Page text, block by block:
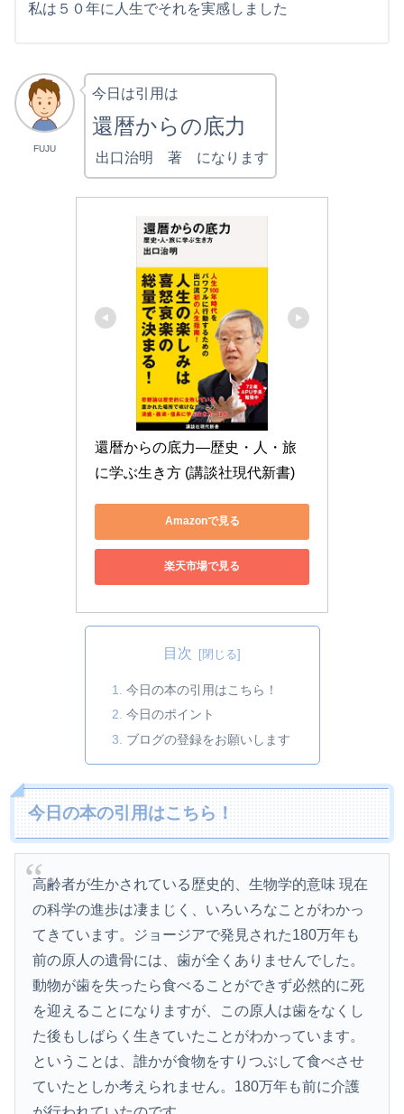
私は５０年に人生でそれを実感しました
FUJU
今日は引用は
還暦からの底力
出口治明 著 になります
還暦からの底力―歴史・人・旅
に学ぶ生き方 (講談社現代新書)
Amazonで見る
楽天市場で見る
目次
今日の本の引用はこちら！
今日のポイント
ブログの登録をお願いします
今日の本の引用はこちら！
高齢者が生かされている歴史的、生物学的意味 現在
の科学の進歩は凄まじく、いろいろなことがわかっ
てきています。ジョージアで発見された180万年も
前の原人の遺骨には、歯が全くありませんでした。
動物が歯を失ったら食べることができず必然的に死
を迎えることになりますが、この原人は歯をなくし
た後もしばらく生きていたことがわかっています。
ということは、誰かが食物をすりつぶして食べさせ
ていたとしか考えられません。180万年も前に介護